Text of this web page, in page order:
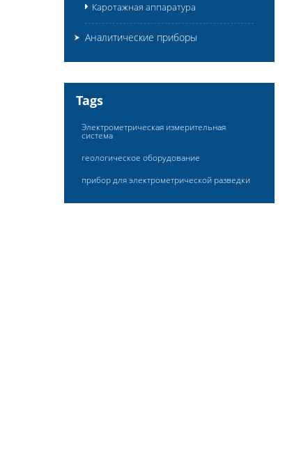
Каротажная аппаратура
Аналитические приборы
Tags
Электрометрическая измерительная
система
геологическое оборудование
прибор для электрометрической разведки